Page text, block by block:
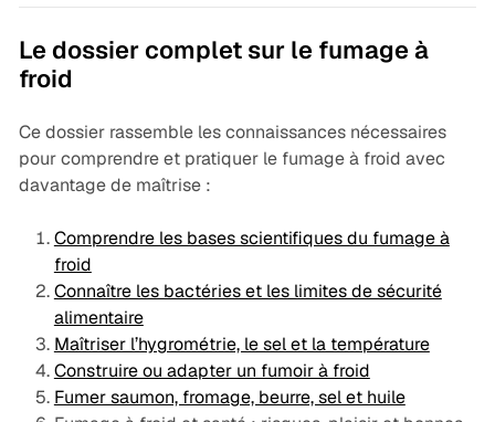
Le dossier complet sur le fumage à
froid
Ce dossier rassemble les connaissances nécessaires
pour comprendre et pratiquer le fumage à froid avec
davantage de maîtrise :
Comprendre les bases scientifiques du fumage à
froid
Connaître les bactéries et les limites de sécurité
alimentaire
Maîtriser l’hygrométrie, le sel et la température
Construire ou adapter un fumoir à froid
Fumer saumon, fromage, beurre, sel et huile